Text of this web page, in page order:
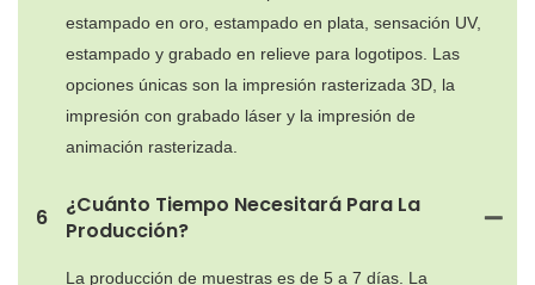
estampado en oro, estampado en plata, sensación UV,
estampado y grabado en relieve para logotipos. Las
opciones únicas son la impresión rasterizada 3D, la
impresión con grabado láser y la impresión de
animación rasterizada.
6
¿Cuánto Tiempo Necesitará Para La
Producción?
La producción de muestras es de 5 a 7 días. La